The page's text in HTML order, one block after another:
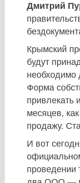
Дмитрий
Крымский
будут
необходимо
Форма
привлекать
месяцев,
продажу.
И вот
проведении